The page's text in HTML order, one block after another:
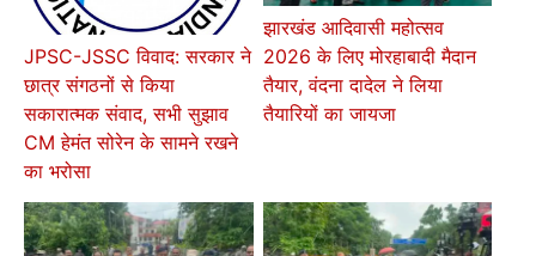
JPSC-JSSC विवाद: सरकार ने
छात्र संगठनों से किया
सकारात्मक संवाद, सभी सुझाव
CM हेमंत सोरेन के सामने रखने
का भरोसा
झारखंड आदिवासी महोत्सव
2026 के लिए मोरहाबादी मैदान
तैयार, वंदना दादेल ने लिया
तैयारियों का जायजा